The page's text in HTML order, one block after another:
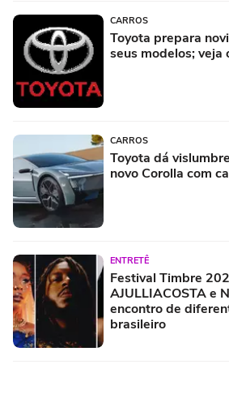
CARROS
Toyota prepara
seus modelos; veja
CARROS
Toyota dá
novo Corolla com
ENTRETÊ
Festival Timbre
AJULLIACOSTA e
encontro de
brasileiro